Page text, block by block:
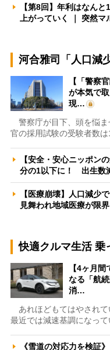
【第8回】年利はなん
上がっていく ｜ 突然
河合雅司「人口減
【「警察
が本気で
現…
警察庁が目下、頭を悩ま
官の採用試験の受験者数
【安全・安心ニッポン
分の1以下に！ 出生数
【医療崩壊】人口減少
見舞われ地域医療が
快適クルマ生活 乗
【4ヶ月
なる「航
消…
あれほどもてはやされて
最近では減速基調になっ
《雪道の対応力を検証